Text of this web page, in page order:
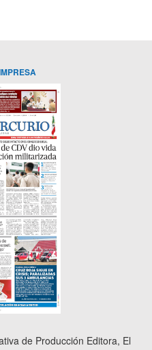
de Producción Editora, El